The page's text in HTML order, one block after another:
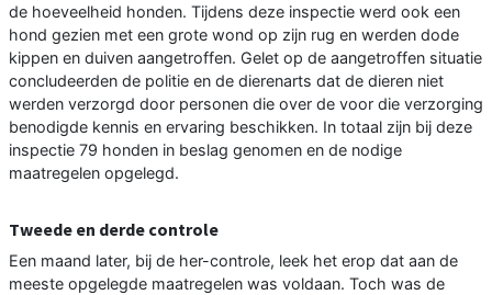
de hoeveelheid honden. Tijdens deze inspectie werd ook een
hond gezien met een grote wond op zijn rug en werden dode
kippen en duiven aangetroffen. Gelet op de aangetroffen situatie
concludeerden de politie en de dierenarts dat de dieren niet
werden verzorgd door personen die over de voor die verzorging
benodigde kennis en ervaring beschikken. In totaal zijn bij deze
inspectie 79 honden in beslag genomen en de nodige
maatregelen opgelegd.
Tweede en derde controle
Een maand later, bij de her-controle, leek het erop dat aan de
meeste opgelegde maatregelen was voldaan. Toch was de